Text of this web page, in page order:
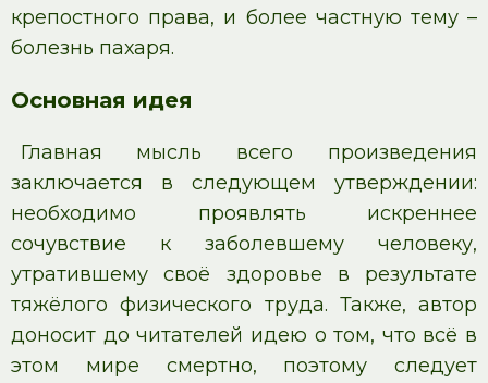
крепостного права, и более частную тему –
болезнь пахаря.
Основная идея
Главная мысль всего произведения
заключается в следующем утверждении:
необходимо проявлять искреннее
сочувствие к заболевшему человеку,
утратившему своё здоровье в результате
тяжёлого физического труда. Также, автор
доносит до читателей идею о том, что всё в
этом мире смертно, поэтому следует